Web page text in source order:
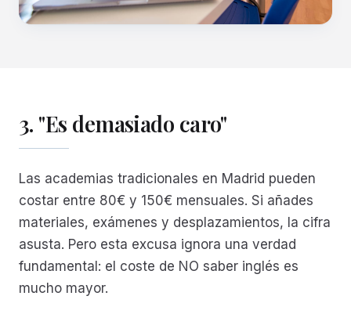
3. "Es demasiado caro"
Las academias tradicionales en Madrid pueden
costar entre 80€ y 150€ mensuales. Si añades
materiales, exámenes y desplazamientos, la cifra
asusta. Pero esta excusa ignora una verdad
fundamental: el coste de NO saber inglés es
mucho mayor.